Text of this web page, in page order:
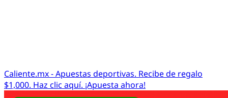
Caliente.mx - Apuestas deportivas. Recibe de regalo
$1,000. Haz clic aquí. ¡Apuesta ahora!